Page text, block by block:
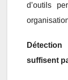
d’outils
suffisent